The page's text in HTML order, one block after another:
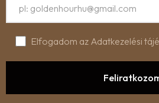
Elfogadom az Adatkezelési